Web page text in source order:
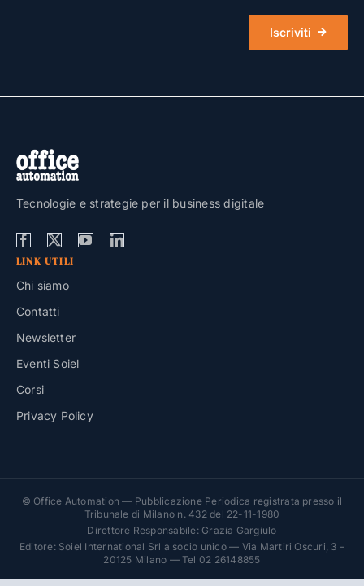
Iscriviti
Tecnologie e strategie per il business digitale
LINK UTILI
Chi siamo
Contatti
Newsletter
Eventi Soiel
Corsi
Privacy Policy
© Office Automation — Pubblicazione Periodica registrata presso il
Tribunale di Milano n. 432 del 22-11-1980
Direttore Responsabile: Grazia Gargiulo
Editore: Soiel International Srl a socio unico — Via Martiri Oscuri, 3 –
20125 Milano — Tel 02 26148855